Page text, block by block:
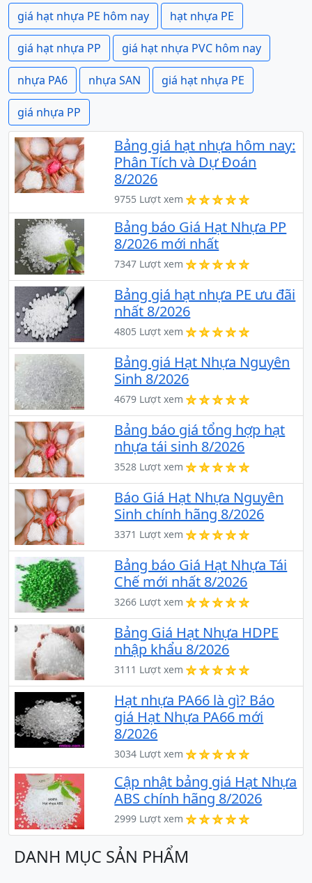
giá hạt nhựa PE hôm nay hạt nhựa PE
giá hạt nhựa PP giá hạt nhựa PVC hôm nay
nhựa PA6 nhựa SAN giá hạt nhựa PE
giá nhựa PP
Bảng giá hạt nhựa hôm nay:
Phân Tích và Dự Đoán
8/2026
9755 Lượt xem
Bảng báo Giá Hạt Nhựa PP
8/2026 mới nhất
7347 Lượt xem
Bảng giá hạt nhựa PE ưu đãi
nhất 8/2026
4805 Lượt xem
Bảng giá Hạt Nhựa Nguyên
Sinh 8/2026
4679 Lượt xem
Bảng báo giá tổng hợp hạt
nhựa tái sinh 8/2026
3528 Lượt xem
Báo Giá Hạt Nhựa Nguyên
Sinh chính hãng 8/2026
3371 Lượt xem
Bảng báo Giá Hạt Nhựa Tái
Chế mới nhất 8/2026
3266 Lượt xem
Bảng Giá Hạt Nhựa HDPE
nhập khẩu 8/2026
3111 Lượt xem
Hạt nhựa PA66 là gì? Báo
giá Hạt Nhựa PA66 mới
8/2026
3034 Lượt xem
Cập nhật bảng giá Hạt Nhựa
ABS chính hãng 8/2026
2999 Lượt xem
DANH MỤC SẢN PHẨM